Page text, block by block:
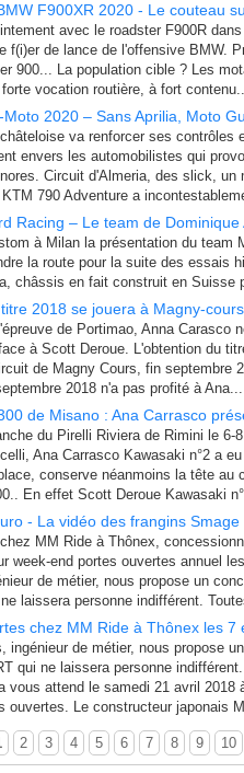
F900XR 2020 - Le couteau
avec le roadster F900R
f(i)er de lance de l'offensive BMW.
900... La population cible ? Les
vocation routière, à fort
Moto 2020 – Sans Aprilia, Moto
va renforcer ses contrôles
envers les automobilistes qui
Circuit d'Almeria, des slick, un
790 Adventure a
Racing – Le team de
à Milan la présentation du team
la route pour la suite des essais
châssis en fait construit en Suisse
2018 se jouera à Magny-
de Portimao, Anna Carasco
à Scott Deroue. L'obtention du
de Magny Cours, fin septembre
2018 n'a pas profité à Ana...
de Misano : Ana Carrasco
du Pirelli Riviera de Rimini le 6-
Ana Carrasco Kawasaki n°2 a
conserve néanmoins la tête au
En effet Scott Deroue Kawasaki
- La vidéo des frangins
MM Ride à Thônex,
week-end portes ouvertes annuel
de métier, nous propose un
ne laissera personne indifférent.
chez MM Ride à Thônex les 7
ingénieur de métier, nous propose
qui ne laissera personne
vous attend le samedi 21 avril 2018
ouvertes. Le constructeur japonais
2 3 4 5 6 7 8 9 10